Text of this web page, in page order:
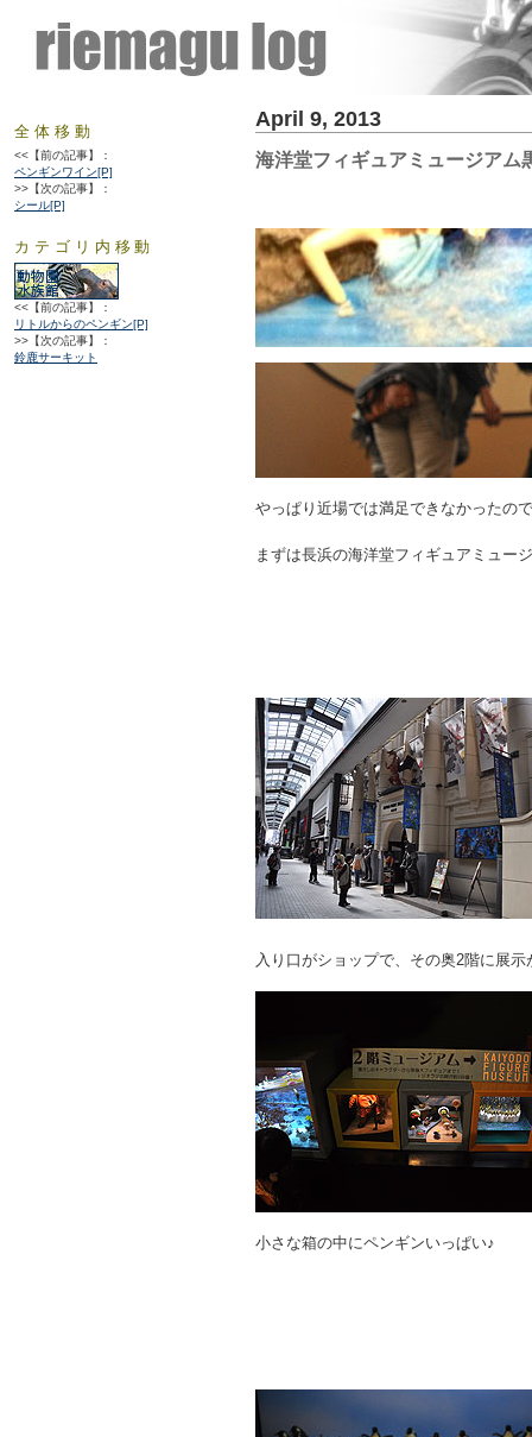
April 9, 2013
海洋堂フィギュアミュージアム
やっぱり近場では満足できなかったの
まずは長浜の海洋堂フィギュアミュー
入り口がショップで、その奥2階に展示
小さな箱の中にペンギンいっぱい♪
全体移動
<<【前の記事】：
ペンギンワイン[P]
>>【次の記事】：
シール[P]
カテゴリ内移動
<<【前の記事】：
リトルからのペンギン[P]
>>【次の記事】：
鈴鹿サーキット